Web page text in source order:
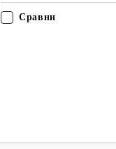
Сравни